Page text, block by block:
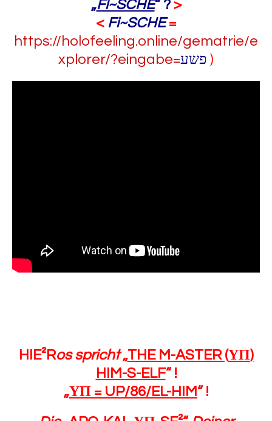
„Fi~SCHE“ ? >
< Fi~SCHE =
https://holofeeling.online/gematrie/e
xplorer/?eingabe=פשע )
HIE²Ros spricht„THE M-ASTER (ΥΠ)
HIM-S-ELF“ !
„ΥΠ = UP/86/EL-HIM“ !